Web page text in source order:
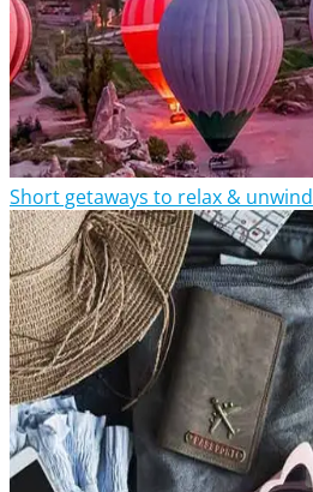
Short getaways to relax & unwind